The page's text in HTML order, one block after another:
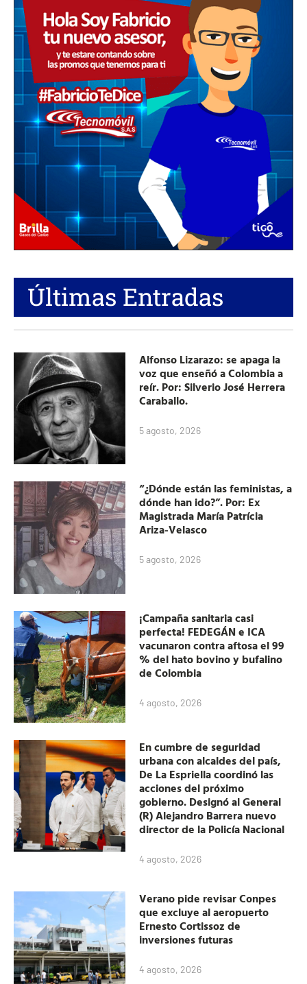
Últimas Entradas
Alfonso Lizarazo: se apaga la
voz que enseñó a Colombia a
reír. Por: Silverio José Herrera
Caraballo.
5 agosto, 2026
“¿Dónde están las feministas, a
dónde han ido?”. Por: Ex
Magistrada María Patrícia
Ariza-Velasco
5 agosto, 2026
¡Campaña sanitaria casi
perfecta! FEDEGÁN e ICA
vacunaron contra aftosa el 99
% del hato bovino y bufalino
de Colombia
4 agosto, 2026
En cumbre de seguridad
urbana con alcaldes del país,
De La Espriella coordinó las
acciones del próximo
gobierno. Designó al General
(R) Alejandro Barrera nuevo
director de la Policía Nacional
4 agosto, 2026
Verano pide revisar Conpes
que excluye al aeropuerto
Ernesto Cortissoz de
inversiones futuras
4 agosto, 2026